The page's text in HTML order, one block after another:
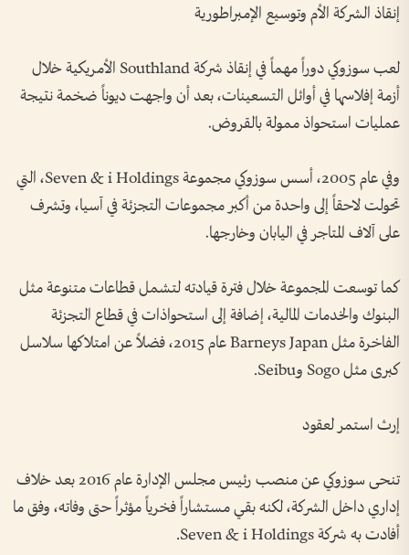
إنقاذ الشركة الأم وتوسيع الإمبراطورية
لعب سوزوكي دوراً مهماً في إنقاذ شركة Southland الأمريكية خلال
أزمة إفلاسها في أوائل التسعينات، بعد أن واجهت ديوناً ضخمة نتيجة
عمليات استحواذ ممولة بالقروض.
وفي عام 2005، أسس سوزوكي مجموعة Seven & i Holdings، التي
تحولت لاحقاً إلى واحدة من أكبر مجموعات التجزئة في آسيا، وتشرف
على آلاف المتاجر في اليابان وخارجها.
كما توسعت المجموعة خلال فترة قيادته لتشمل قطاعات متنوعة مثل
البنوك والخدمات المالية، إضافة إلى استحواذات في قطاع التجزئة
الفاخرة مثل Barneys Japan عام 2015، فضلاً عن امتلاكها سلاسل
كبرى مثل Sogo وSeibu.
إرث استمر لعقود
تنحى سوزوكي عن منصب رئيس مجلس الإدارة عام 2016 بعد خلاف
إداري داخل الشركة، لكنه بقي مستشاراً فخرياً مؤثراً حتى وفاته، وفق ما
أفادت به شركة Seven & i Holdings.